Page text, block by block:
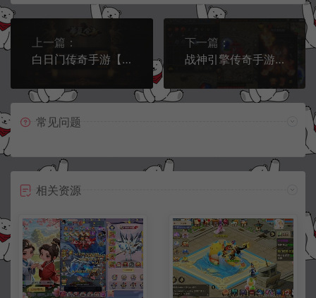
上一篇：
白日门传奇手游【华夏合击】9月最新整理Win一键服务端+GM后台+安卓+详细搭建教程
下一篇：
战神引擎传奇手游【伏羲冰雪魂环十大陆】9月最新整理Win一键服务端+GM充值后台+安卓苹果双端+详细搭建教程
常见问题
相关资源